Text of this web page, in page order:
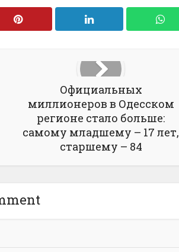
Официальных
миллионеров в Одесском
регионе стало больше:
самому младшему – 17 лет,
старшему – 84